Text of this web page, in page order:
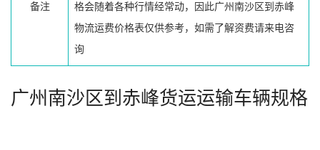
备注
格会随着各种行情经常动，因此广州南沙区到赤峰
物流运费价格表仅供参考，如需了解资费请来电咨
询
广州南沙区到赤峰货运运输车辆规格